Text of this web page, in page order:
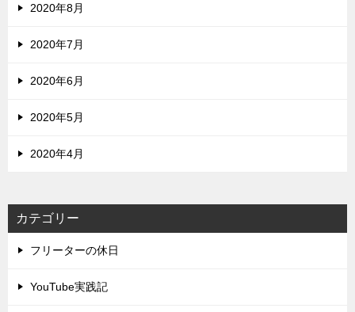
2020年8月
2020年7月
2020年6月
2020年5月
2020年4月
カテゴリー
フリーターの休日
YouTube実践記